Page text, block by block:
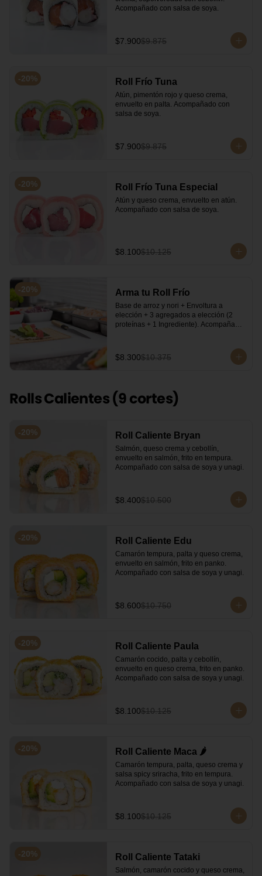
Acompañado con salsa de soya.
$7.900$9.875
-20% Roll Frío Tuna
Atún, pimentón rojo y queso crema,
envuelto en palta. Acompañado con
salsa de soya.
$7.900$9.875
-20% Roll Frío Tuna Especial
Atún y queso crema, envuelto en atún.
Acompañado con salsa de soya.
$8.100$10.125
-20% Arma tu Roll Frío
Base de arroz y nori + Envoltura a
elección + 3 agregados a elección (2
proteínas + 1 Ingrediente). Acompañado
$8.300$10.375
Rolls Calientes (9 cortes)
-20% Roll Caliente Bryan
Salmón, queso crema y cebollín,
envuelto en salmón, frito en tempura.
Acompañado con salsa de soya y unagi.
$8.400$10.500
-20% Roll Caliente Edu
Camarón tempura, palta y queso crema,
envuelto en salmón, frito en panko.
Acompañado con salsa de soya y unagi.
$8.600$10.750
-20% Roll Caliente Paula
Camarón cocido, palta y cebollín,
envuelto en queso crema, frito en panko.
Acompañado con salsa de soya y unagi.
$8.100$10.125
-20% Roll Caliente Maca 🌶️
Camarón tempura, palta, queso crema y
salsa spicy sriracha, frito en tempura.
Acompañado con salsa de soya y unagi.
$8.100$10.125
-20% Roll Caliente Tataki
Salmón, camarón cocido y queso crema,